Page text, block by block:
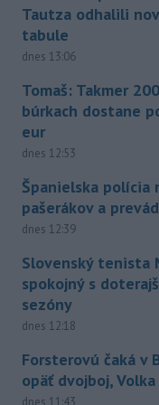
Tautza odhalili
tabule
dnes 13:06
Tomaš: Takmer
búrkach dostane
eur
dnes 12:53
Španielska polícia
pašerákov a
dnes 12:39
Slovenský tenista
spokojný s
sezóny
dnes 12:18
Forsterovú čaká v
opäť dvojboj,
dnes 11:43